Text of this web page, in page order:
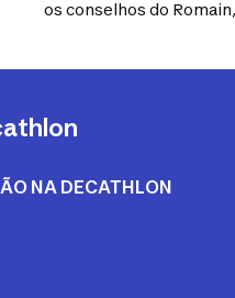
os conselhos do
guardar os bastões para
NA DECATHLON